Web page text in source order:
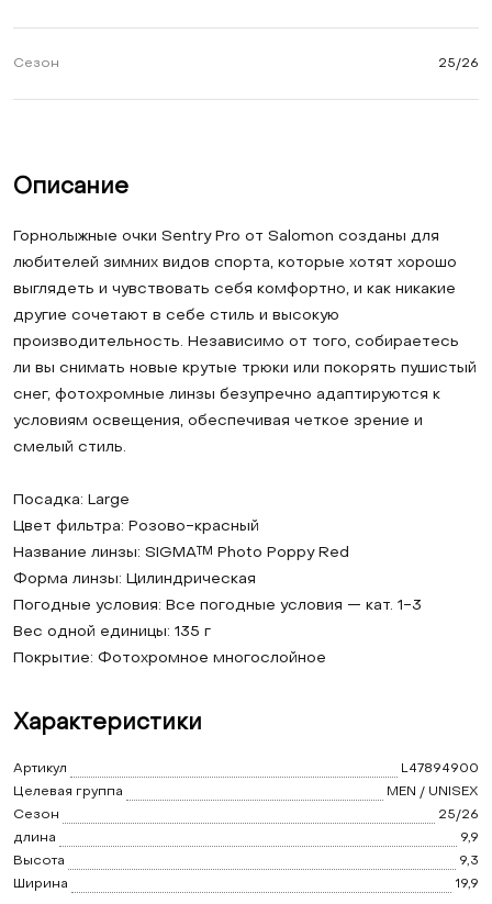
Сезон 25/26
Описание
Горнолыжные очки Sentry Pro от Salomon созданы для
любителей зимних видов спорта, которые хотят хорошо
выглядеть и чувствовать себя комфортно, и как никакие
другие сочетают в себе стиль и высокую
производительность. Независимо от того, собираетесь
ли вы снимать новые крутые трюки или покорять пушистый
снег, фотохромные линзы безупречно адаптируются к
условиям освещения, обеспечивая четкое зрение и
смелый стиль.
Посадка: Large
Цвет фильтра: Розово-красный
Название линзы: SIGMA™ Photo Poppy Red
Форма линзы: Цилиндрическая
Погодные условия: Все погодные условия — кат. 1-3
Вес одной единицы: 135 г
Покрытие: Фотохромное многослойное
Характеристики
Артикул
L47894900
Целевая группа
MEN / UNISEX
Сезон
25/26
длина
9,9
Высота
9,3
Ширина
19,9